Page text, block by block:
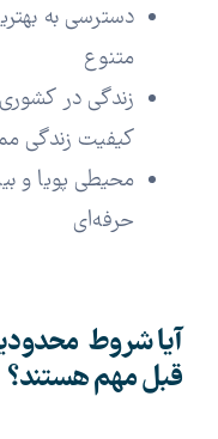
دسترسی به
متنوع
زندگی در
کیفیت زندگی
محیطی پویا و
حرفه‌ای
آیا شروط
قبل مهم هستند؟